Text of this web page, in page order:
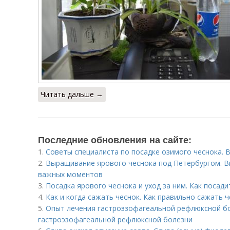
Читать дальше →
Последние обновления на сайте:
1. Советы специалиста по посадке озимого чеснока.
2. Выращивание ярового чеснока под Петербургом.
важных моментов
3. Посадка ярового чеснока и уход за ним. Как
4. Как и когда сажать чеснок. Как правильно сажать
5. Опыт лечения гастроэзофагеальной рефлюксной
гастроэзофагеальной рефлюксной болезни